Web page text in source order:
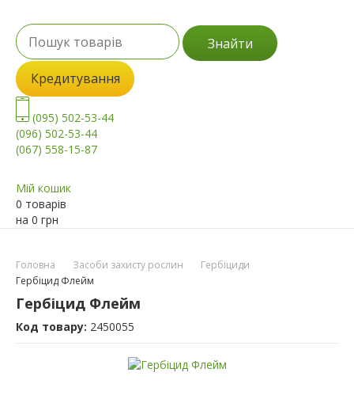
Знайти
Кредитування
(095) 502-53-44
(096) 502-53-44
(067) 558-15-87
Мій кошик
0 товарів
на 0 грн
Головна Засоби захисту рослин
Гербіциди
Гербіцид Флейм
Гербіцид Флейм
Код товару: 2450055